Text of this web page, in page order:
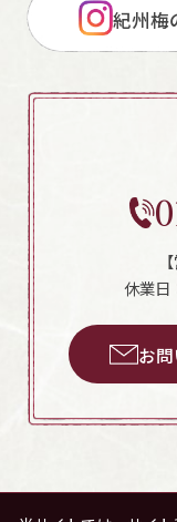
紀州梅
休業日
お